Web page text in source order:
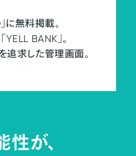
に無料掲載。
BANK」。
を追求した管理画面。
性が、